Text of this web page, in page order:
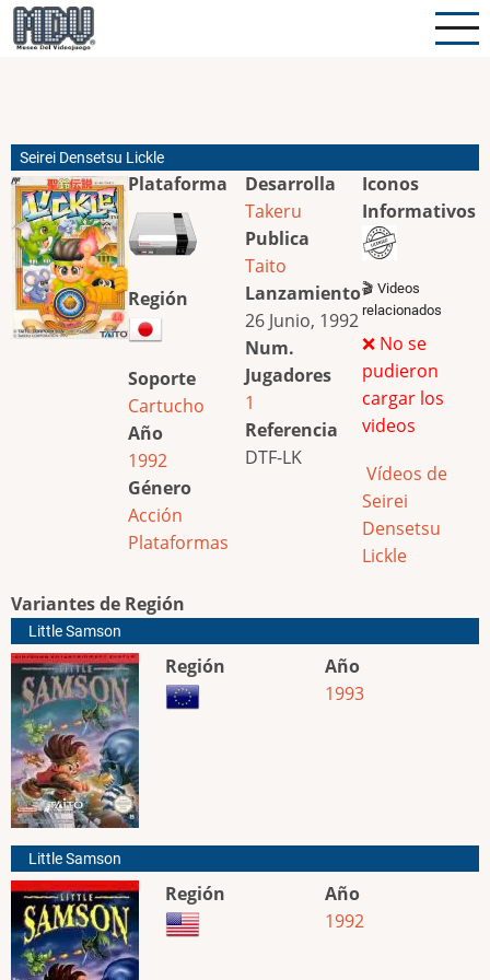
Pasar
al
Seirei Densetsu Lickle
Plataforma
Región
Soporte
Cartucho
Año
1992
Género
Acción
Plataformas
Desarrolla
Takeru
Publica
Taito
Lanzamiento
26 Junio, 1992
Num.
Jugadores
1
Referencia
DTF-LK
Iconos
Informativos
🎬 Videos
relacionados
❌ No se
pudieron
cargar los
videos
Vídeos de
Seirei
Densetsu
Lickle
Variantes de Región
Little Samson
Región
Año
1993
Little Samson
Región
Año
1992